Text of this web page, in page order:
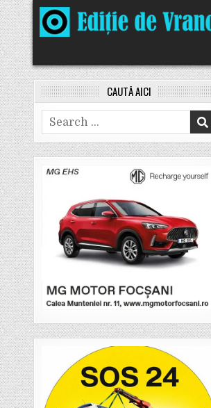
Skip
to
content
CAUTĂ AICI
Search
for: